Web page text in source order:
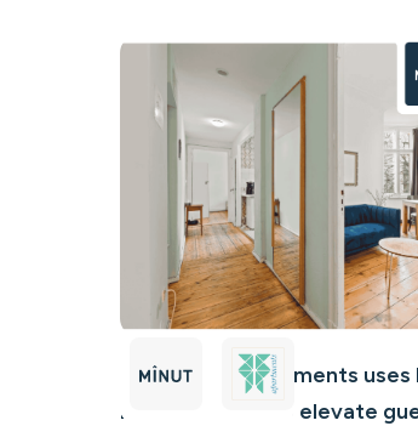
How Berlin Apartments uses
real-time data to elevate